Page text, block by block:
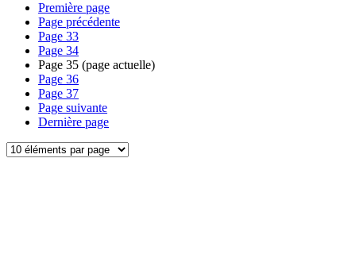
Première page
Page précédente
Page 33
Page 34
Page 35 (page actuelle)
Page 36
Page 37
Page suivante
Dernière page